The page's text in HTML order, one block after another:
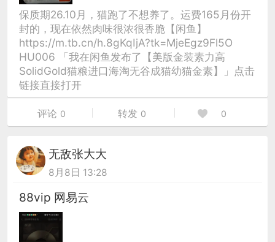
保质期26.10月，猫跑了不想养了。运费165月份开
封的，现在依然肉味很浓很香脆【闲鱼】
https://m.tb.cn/h.8gKqIjA?tk=MjeEgz9Fl5O
HU006 「我在闲鱼发布了【美版金装素力高
SolidGold猫粮进口海淘无谷成猫幼猫金素】」点击
链接直接打开
评论 0 转发 0 0
无敌张大大
8月8日 13:28
88vip 网易云